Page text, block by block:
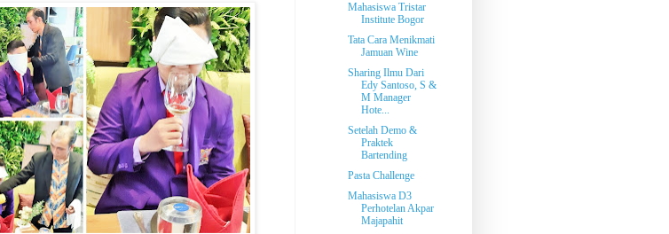
Mahasiswa Tristar
Institute Bogor
Tata Cara Menikmati
Jamuan Wine
Sharing Ilmu Dari
Edy Santoso, S &
M Manager
Hote...
Setelah Demo &
Praktek
Bartending
Pasta Challenge
Mahasiswa D3
Perhotelan Akpar
Majapahit